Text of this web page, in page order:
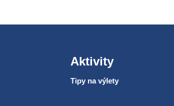
Aktivity
Tipy na výlety